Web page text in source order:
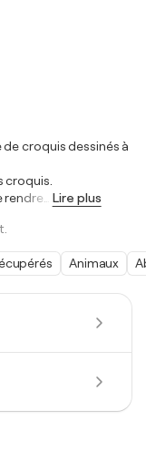
croquis dessinés à
croquis.
rendre
Lire plus
Animaux